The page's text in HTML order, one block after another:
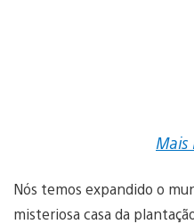
Mais
Nós temos expandido o
misteriosa casa da